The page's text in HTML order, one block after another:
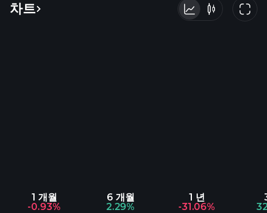
차트
1 개월
-0.93%
6 개월
2.29%
1 년
-31.06%